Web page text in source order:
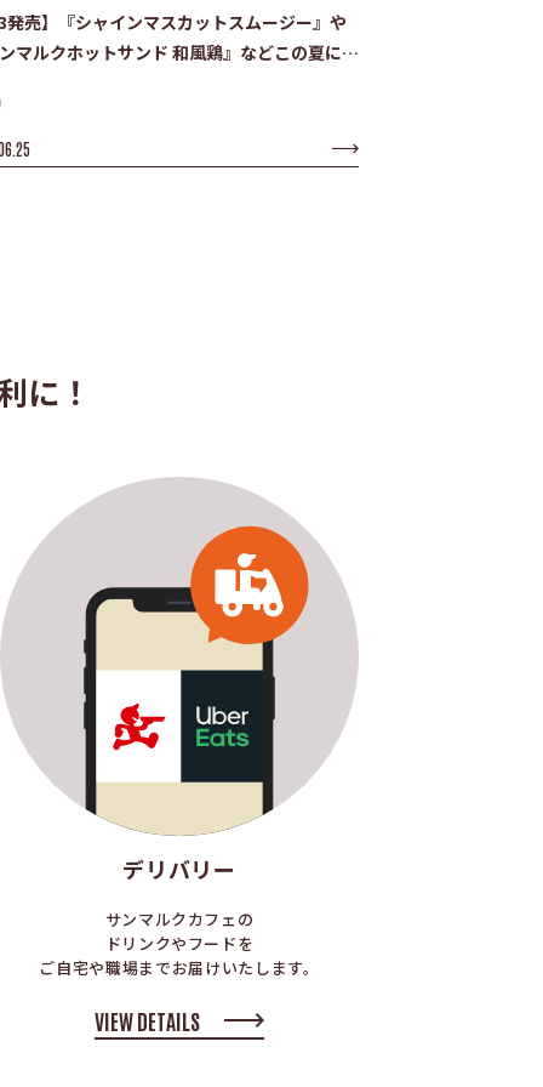
発売】『シャインマスカットスムージー』や
マルクホットサンド 和風鶏』などこの夏にぴ
に！
デリバリー
サンマルクカフェの
ドリンクやフードを
ご自宅や職場までお届けいたします。
VIEW DETAILS